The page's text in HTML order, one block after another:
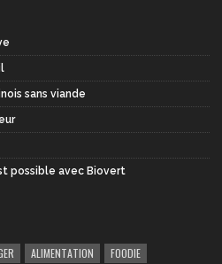
sans viande
possible avec Biovert
ALIMENTATION FOODIE